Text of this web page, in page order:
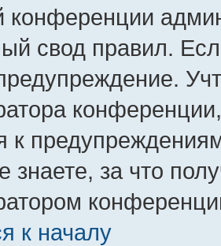
конференции
свод правил.
к
знаете, за что
к началу